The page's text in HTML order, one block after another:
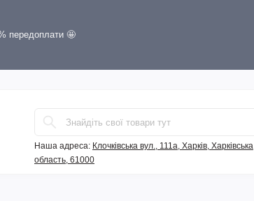
передоплати 🤩
Наша адреса: Клочківська вул., 111а, Харків, Харківська
область, 61000